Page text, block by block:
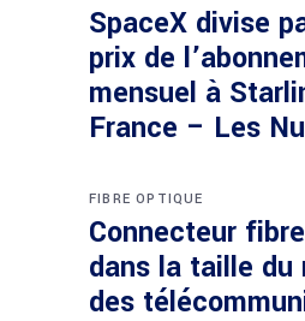
SpaceX divise
prix de
mensuel à
France – Les
FIBRE OPTIQUE
Connecteur
dans la taille du
des